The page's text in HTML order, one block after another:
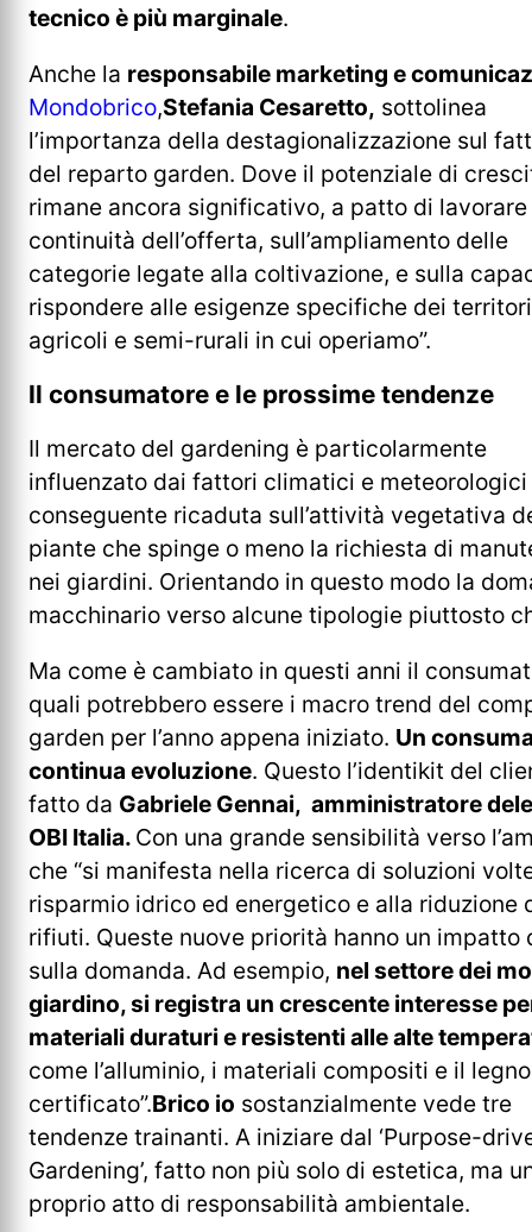
tecnico è più marginale.
Anche la responsabile marketing e
Mondobrico,Stefania Cesaretto, sottolinea
l’importanza della destagionalizzazione sul
del reparto garden. Dove il potenziale di
rimane ancora significativo, a patto di lavorare
continuità dell’offerta, sull’ampliamento delle
categorie legate alla coltivazione, e sulla
rispondere alle esigenze specifiche dei territori
agricoli e semi-rurali in cui operiamo”.
Il consumatore e le prossime tendenze
Il mercato del gardening è particolarmente
influenzato dai fattori climatici e meteorologici
conseguente ricaduta sull’attività vegetativa
piante che spinge o meno la richiesta di
nei giardini. Orientando in questo modo la
macchinario verso alcune tipologie piuttosto
Ma come è cambiato in questi anni il
quali potrebbero essere i macro trend del
garden per l’anno appena iniziato. Un
continua evoluzione. Questo l’identikit del
fatto da Gabriele Gennai, amministratore
OBI Italia. Con una grande sensibilità verso
che “si manifesta nella ricerca di soluzioni
risparmio idrico ed energetico e alla riduzione
rifiuti. Queste nuove priorità hanno un impatto
sulla domanda. Ad esempio, nel settore dei
giardino, si registra un crescente interesse
materiali duraturi e resistenti alle alte
come l’alluminio, i materiali compositi e il legno
certificato”.Brico io sostanzialmente vede tre
tendenze trainanti. A iniziare dal ‘Purpose-
Gardening’, fatto non più solo di estetica, ma
proprio atto di responsabilità ambientale.